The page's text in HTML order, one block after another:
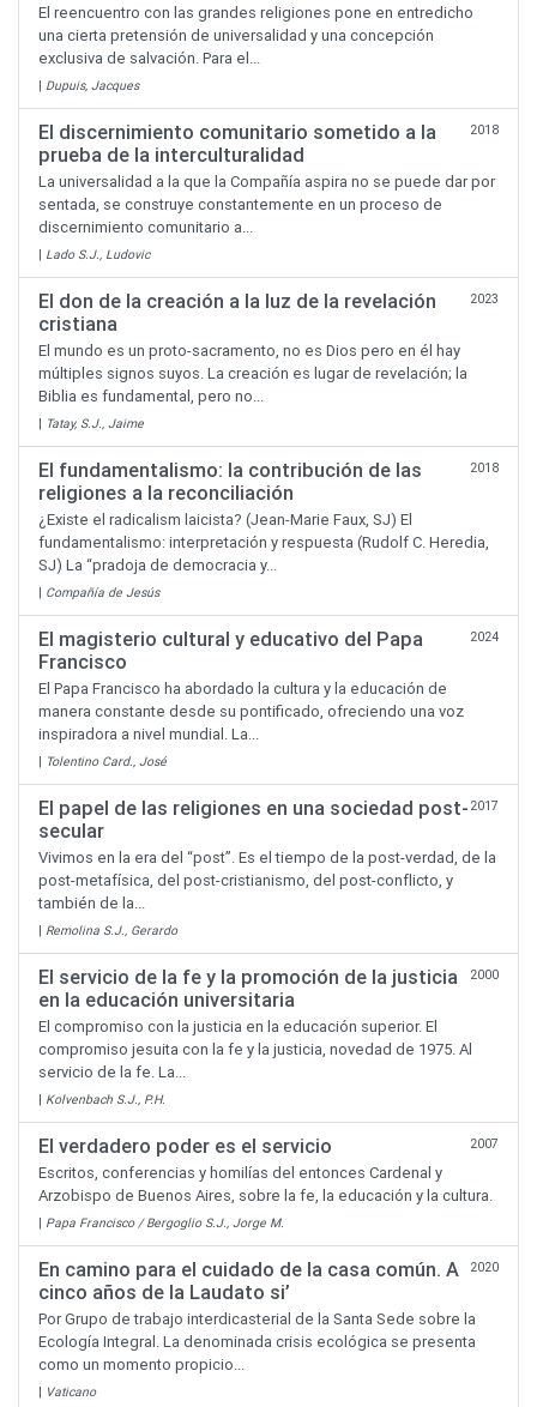
El reencuentro con las grandes religiones pone en entredicho
una cierta pretensión de universalidad y una concepción
exclusiva de salvación. Para el...
| Dupuis, Jacques
El discernimiento comunitario sometido a la
prueba de la interculturalidad
2018
La universalidad a la que la Compañía aspira no se puede dar por
sentada, se construye constantemente en un proceso de
discernimiento comunitario a...
| Lado S.J., Ludovic
El don de la creación a la luz de la revelación
cristiana
2023
El mundo es un proto-sacramento, no es Dios pero en él hay
múltiples signos suyos. La creación es lugar de revelación; la
Biblia es fundamental, pero no...
| Tatay, S.J., Jaime
El fundamentalismo: la contribución de las
religiones a la reconciliación
2018
¿Existe el radicalism laicista? (Jean-Marie Faux, SJ) El
fundamentalismo: interpretación y respuesta (Rudolf C. Heredia,
SJ) La “pradoja de democracia y...
| Compañía de Jesús
El magisterio cultural y educativo del Papa
Francisco
2024
El Papa Francisco ha abordado la cultura y la educación de
manera constante desde su pontificado, ofreciendo una voz
inspiradora a nivel mundial. La...
| Tolentino Card., José
El papel de las religiones en una sociedad post-
secular
2017
Vivimos en la era del “post”. Es el tiempo de la post-verdad, de la
post-metafísica, del post-cristianismo, del post-conflicto, y
también de la...
| Remolina S.J., Gerardo
El servicio de la fe y la promoción de la justicia
en la educación universitaria
2000
El compromiso con la justicia en la educación superior. El
compromiso jesuita con la fe y la justicia, novedad de 1975. Al
servicio de la fe. La...
| Kolvenbach S.J., P.H.
El verdadero poder es el servicio 2007
Escritos, conferencias y homilías del entonces Cardenal y
Arzobispo de Buenos Aires, sobre la fe, la educación y la cultura.
| Papa Francisco / Bergoglio S.J., Jorge M.
En camino para el cuidado de la casa común. A
cinco años de la Laudato si’
2020
Por Grupo de trabajo interdicasterial de la Santa Sede sobre la
Ecología Integral. La denominada crisis ecológica se presenta
como un momento propicio...
| Vaticano